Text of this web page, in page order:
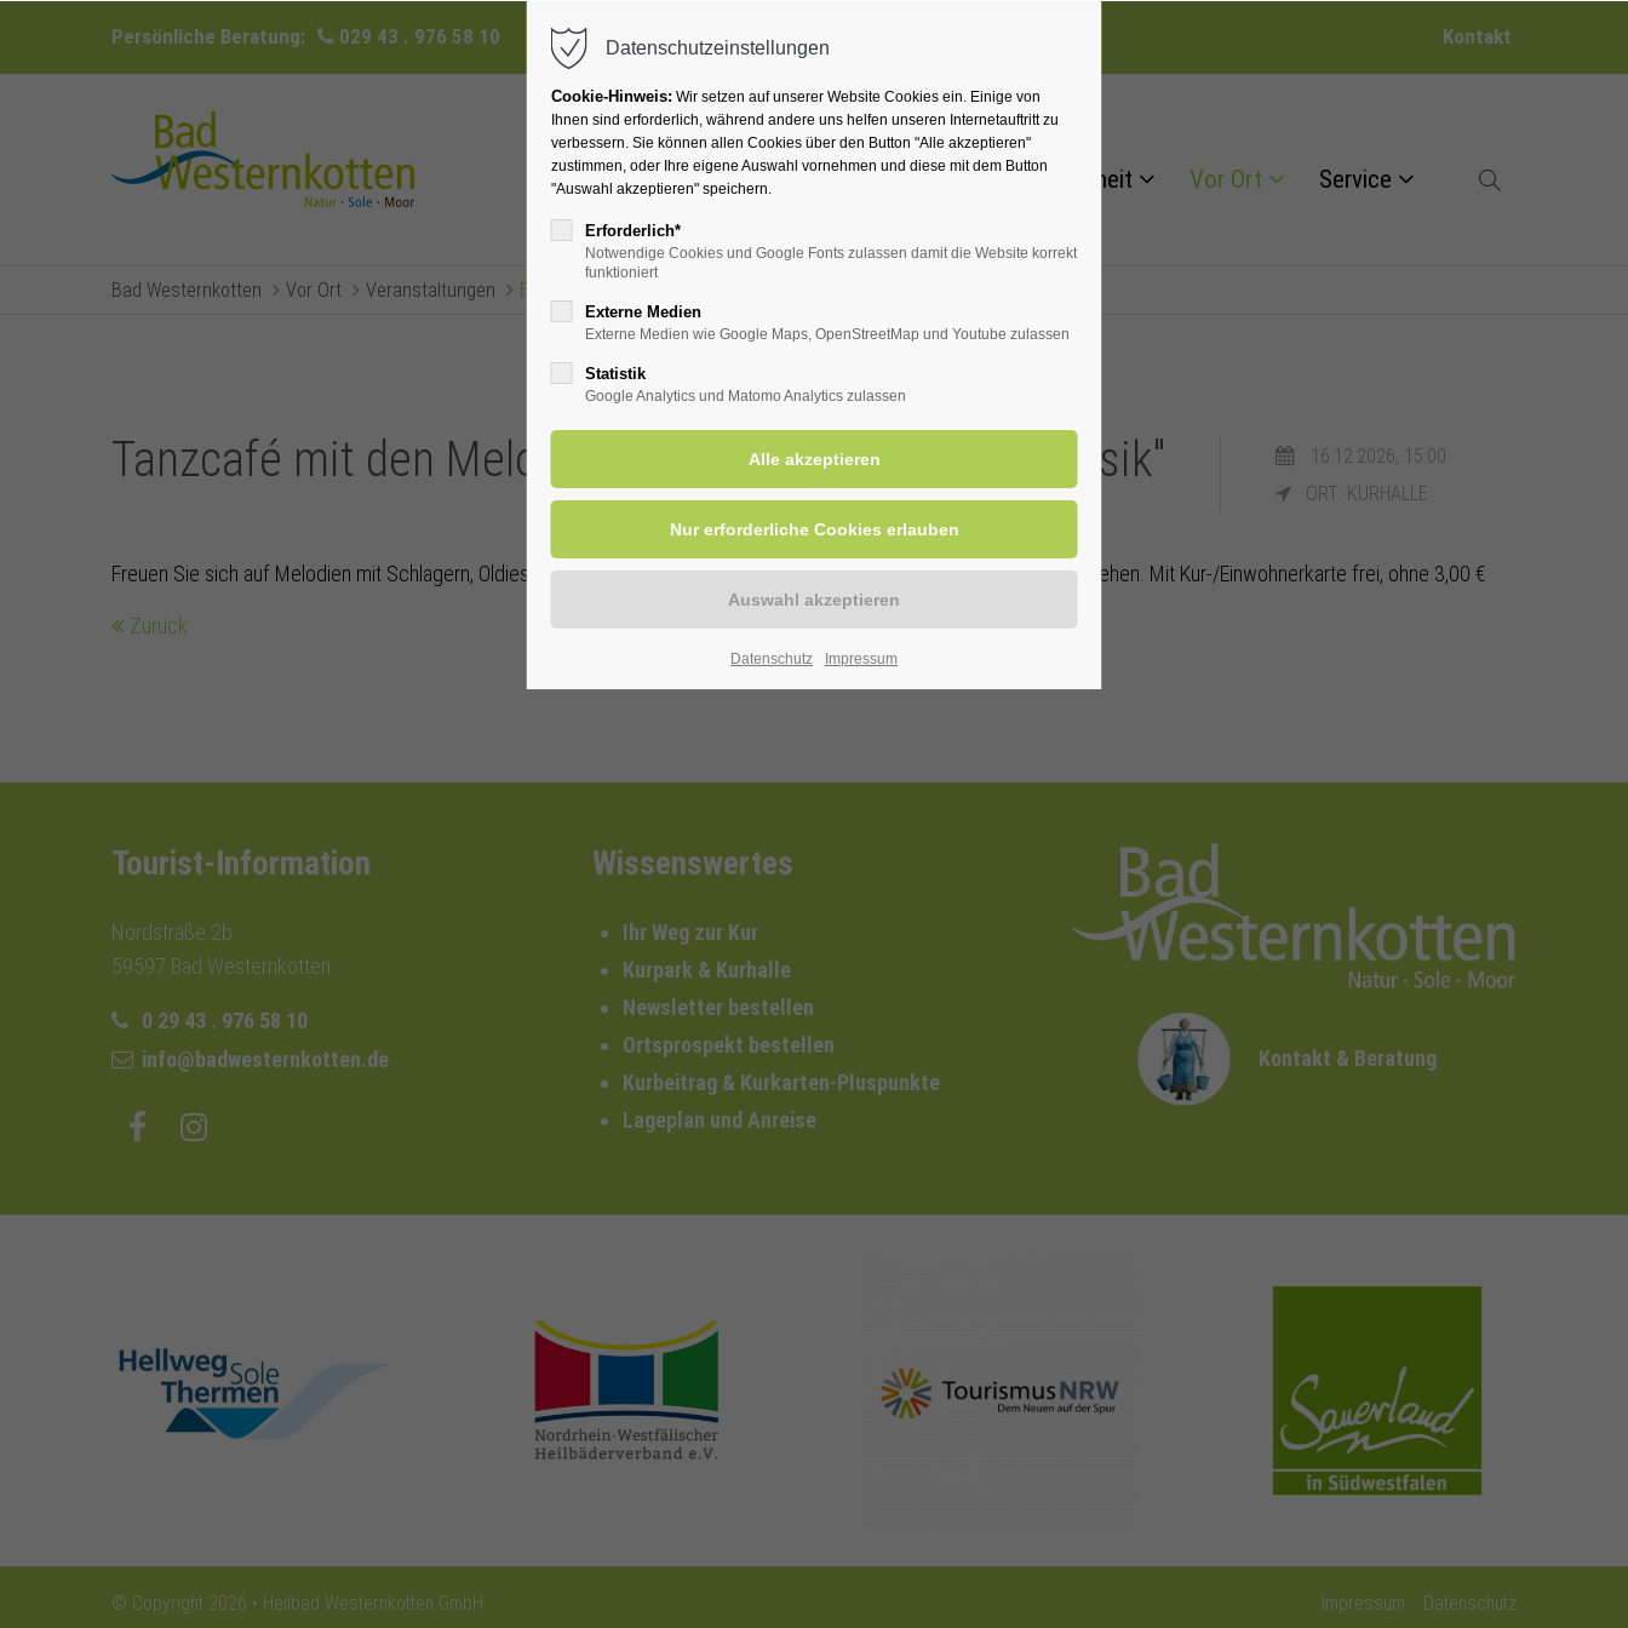
Persönliche Beratung: 029 43 . 976 58 10 info@badwesternkotten.de Kontakt
Ihr Heilbad Übernachten Für Ihre Gesundheit Vor Ort Service
Bad Westernkotten Vor Ort Veranstaltungen Eventsreader (Timeline)
Tanzcafé mit den MelodyLadies "Rendezvous der Musik"
16.12.2026, 15:00
ORT: KURHALLE
Freuen Sie sich auf Melodien mit Schlagern, Oldies & flotten Tönen, die ins Ohr, ins Herz und schwungvoll in die Hüften gehen. Mit Kur-/Einwohnerkarte frei, ohne 3,00 €
Zurück
Tourist-Information
Nordstraße 2b
59597 Bad Westernkotten
0 29 43 . 976 58 10
info@badwesternkotten.de
Wissenswertes
Ihr Weg zur Kur
Kurpark & Kurhalle
Newsletter bestellen
Ortsprospekt bestellen
Kurbeitrag & Kurkarten-Pluspunkte
Lageplan und Anreise
Kontakt & Beratung
hellweg-sole-
thermen.de
heilbaeder.de
nrw-tourismus.de sauerland.com
© Copyright 2026 • Heilbad Westernkotten GmbH Impressum Datenschutz
Datenschutzeinstellungen
Cookie-Hinweis: Wir setzen auf unserer Website Cookies ein. Einige von
Ihnen sind erforderlich, während andere uns helfen unseren Internetauftritt zu
verbessern. Sie können allen Cookies über den Button "Alle akzeptieren"
zustimmen, oder Ihre eigene Auswahl vornehmen und diese mit dem Button
"Auswahl akzeptieren" speichern.
Erforderlich*
Notwendige Cookies und Google Fonts zulassen damit die Website korrekt
funktioniert
Externe Medien
Externe Medien wie Google Maps, OpenStreetMap und Youtube zulassen
Statistik
Google Analytics und Matomo Analytics zulassen
Datenschutz Impressum